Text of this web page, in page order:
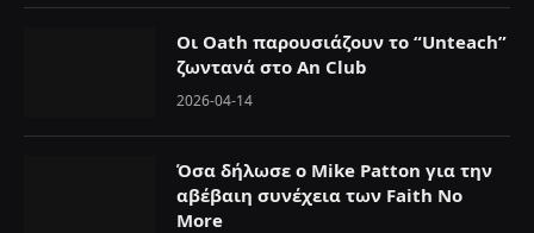
Οι Oath παρουσιάζουν το “Unteach”
ζωντανά στο An Club
2026-04-14
Όσα δήλωσε ο Mike Patton για την
αβέβαιη συνέχεια των Faith No
More